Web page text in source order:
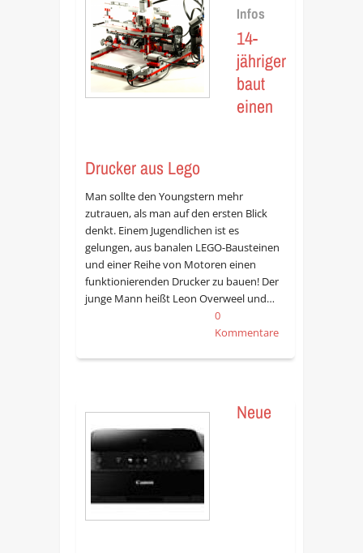
Infos
14-
jähriger
baut
einen
Drucker aus Lego
Man sollte den Youngstern mehr
zutrauen, als man auf den ersten Blick
denkt. Einem Jugendlichen ist es
gelungen, aus banalen LEGO-Bausteinen
und einer Reihe von Motoren einen
funktionierenden Drucker zu bauen! Der
junge Mann heißt Leon Overweel und…
0
Kommentare
Neue